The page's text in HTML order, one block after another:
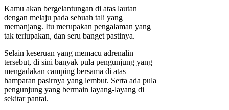
Kamu akan bergelantungan di atas lautan
dengan melaju pada sebuah tali yang
memanjang. Itu merupakan pengalaman yang
tak terlupakan, dan seru banget pastinya.
Selain keseruan yang memacu adrenalin
tersebut, di sini banyak pula pengunjung yang
mengadakan camping bersama di atas
hamparan pasirnya yang lembut. Serta ada pula
pengunjung yang bermain layang-layang di
sekitar pantai.